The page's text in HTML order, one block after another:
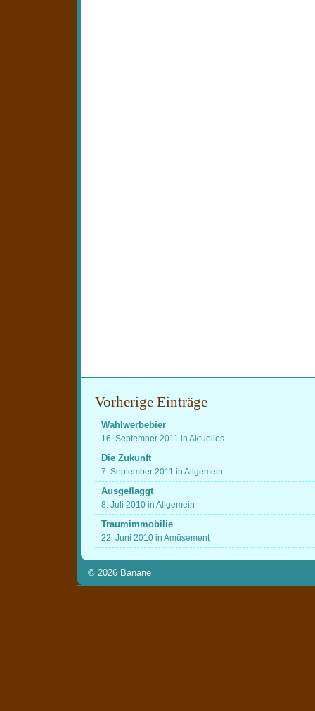
Vorherige Einträge
Wahlwerbebier
16. September 2011 in Aktuelles
Die Zukunft
7. September 2011 in Allgemein
Ausgeflaggt
8. Juli 2010 in Allgemein
Traumimmobilie
22. Juni 2010 in Amüsement
© 2026 Banane